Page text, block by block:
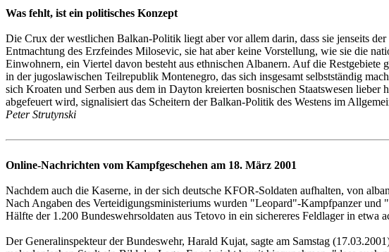
Was fehlt, ist ein politisches Konzept
Die Crux der westlichen Balkan-Politik liegt aber vor allem darin, dass sie jenseits
Entmachtung des Erzfeindes Milosevic, sie hat aber keine Vorstellung, wie sie die
Einwohnern, ein Viertel davon besteht aus ethnischen Albanern. Auf die
in der jugoslawischen Teilrepublik Montenegro, das sich insgesamt selbstständig
sich Kroaten und Serben aus dem in Dayton kreierten bosnischen Staatswesen
abgefeuert wird, signalisiert das Scheitern der Balkan-Politik des Westens im
Peter Strutynski
Online-Nachrichten vom Kampfgeschehen am 18. März 2001
Nachdem auch die Kaserne, in der sich deutsche KFOR-Soldaten aufhalten, von
Nach Angaben des Verteidigungsministeriums wurden "Leopard"-Kampfpanzer
Hälfte der 1.200 Bundeswehrsoldaten aus Tetovo in ein sichereres Feldlager in etwa
Der Generalinspekteur der Bundeswehr, Harald Kujat, sagte am Samstag